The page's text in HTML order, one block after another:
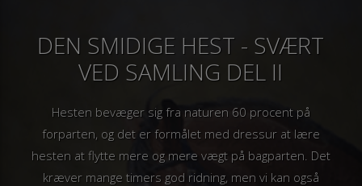
DEN SMIDIGE HEST - SVÆRT
VED SAMLING DEL II
Hesten bevæger sig fra naturen 60 procent på
forparten, og det er formålet med dressur at lære
hesten at flytte mere og mere vægt på bagparten. Det
kræver mange timers god ridning, men vi kan også